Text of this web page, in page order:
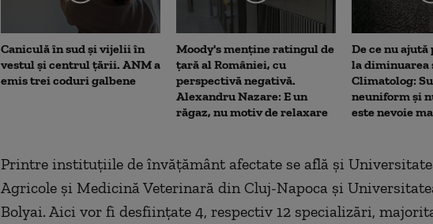
Caniculă în sud și vijelii în
vestul și centrul țării. ANM a
emis trei coduri galbene
Moody's menține ratingul de
țară al României, cu
perspectivă negativă.
Alexandru Nazare: E un
răgaz, nu motiv de relaxare
De ce nu
la diminuarea
Climatolog:
neuniform și
este nevoie
Printre instituţiile de învăţământ afectate se află şi
Agricole şi Medicină Veterinară din Cluj-Napoca şi
Bolyai. Aici vor fi desfiinţate 4, respectiv 12 specializări,